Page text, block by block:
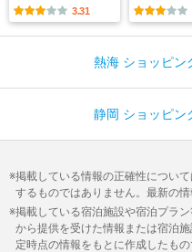
3.31
熱海 ショッピン
静岡 ショッピン
掲載している情報の正確性につい
するものではありません。最新の
掲載している宿泊施設や宿泊プラ
から提供を受けた情報または宿泊
定時点の情報をもとに作成したもの